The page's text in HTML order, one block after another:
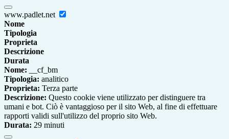
www.padlet.net
Nome
Tipologia
Proprieta
Descrizione
Durata
Nome: __cf_bm
Tipologia: analitico
Proprieta: Terza parte
Descrizione: Questo cookie viene utilizzato per distinguere tra
umani e bot. Ciò è vantaggioso per il sito Web, al fine di effettuare
rapporti validi sull'utilizzo del proprio sito Web.
Durata: 29 minuti